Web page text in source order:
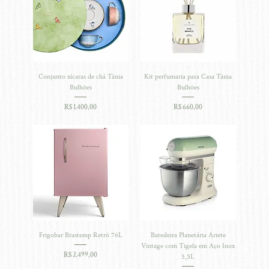
Conjunto xícaras de chá Tânia
Bulhões
Preço
R$ 1.400,00
Kit perfumaria para Casa Tânia
Bulhões
Preço
R$ 660,00
Frigobar Brastemp Retrô 76L
Preço
R$ 2.499,00
Batedeira Planetária Ariete
Vintage com Tigela em Aço Inox
5,5L